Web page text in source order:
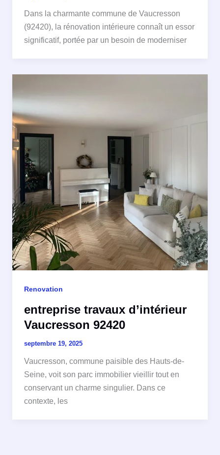
Dans la charmante commune de Vaucresson
(92420), la rénovation intérieure connaît un essor
significatif, portée par un besoin de moderniser
Renovation
entreprise travaux d’intérieur
Vaucresson 92420
septembre 19, 2025
Vaucresson, commune paisible des Hauts-de-
Seine, voit son parc immobilier vieillir tout en
conservant un charme singulier. Dans ce
contexte, les